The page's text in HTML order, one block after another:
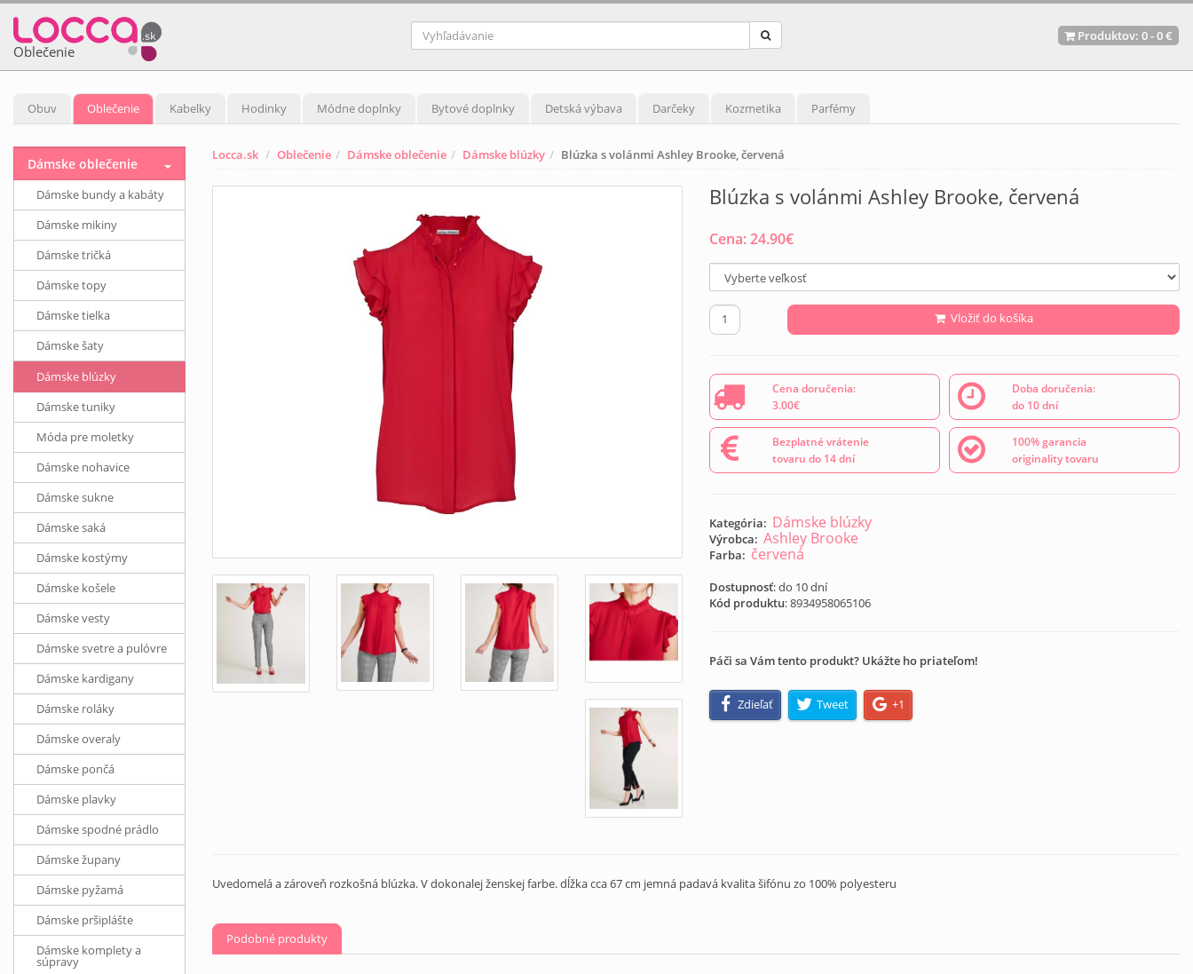
Oblečenie
Produktov: 0-0 €
Obuv Oblečenie Kabelky Hodinky Módne doplnky Bytové doplnky Detská výbava Darčeky Kozmetika Parfémy
Locca.sk Oblečenie Dámske oblečenie Dámske blúzky Blúzka s volánmi Ashley Brooke, červená
Blúzka s volánmi Ashley Brooke, červená
Cena:24.90€
Vložiť do košíka
Cena doručenia:
3.00€
Doba doručenia:
do 10 dní
Bezplatné vrátenie
tovaru do 14 dní
100% garancia
originality tovaru
Kategória: Dámske blúzky
Výrobca: Ashley Brooke
Farba: červená
Dostupnosť: do 10 dní
Kód produktu:8934958065106
Páči sa Vám tento produkt? Ukážte ho priateľom!
Zdieľať Tweet +1
Uvedomelá a zároveň rozkošná blúzka. V dokonalej ženskej farbe. dĺžka cca 67 cm jemná padavá kvalita šifónu zo 100% polyesteru
Podobné produkty
Dámske oblečenie
Dámske bundy a kabáty
Dámske mikiny
Dámske tričká
Dámske topy
Dámske tielka
Dámske šaty
Dámske blúzky
Dámske tuniky
Móda pre moletky
Dámske nohavice
Dámske sukne
Dámske saká
Dámske kostýmy
Dámske košele
Dámske vesty
Dámske svetre a pulóvre
Dámske kardigany
Dámske roláky
Dámske overaly
Dámske pončá
Dámske plavky
Dámske spodné prádlo
Dámske župany
Dámske pyžamá
Dámske pršiplášte
Dámske komplety a
súpravy